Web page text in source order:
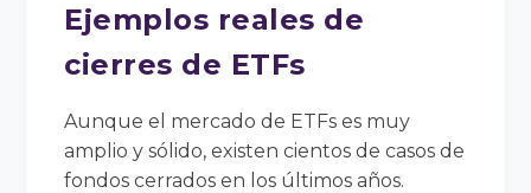
Ejemplos reales de
cierres de ETFs
Aunque el mercado de ETFs es muy
amplio y sólido, existen cientos de casos de
fondos cerrados en los últimos años.